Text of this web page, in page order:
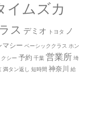
イムズカ
ス デミオ トヨタ
ノ
マシー ベーシッククラス ホン
クシー 予約 千葉 営業所 埼
満タン返し 短時間 神奈川 給